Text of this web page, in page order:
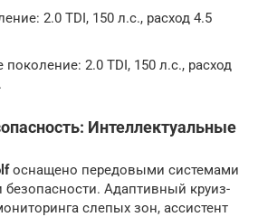
2.0 TDI, 150 л.с., расход 4.5
2.0 TDI, 150 л.с., расход
Интеллектуальные
оснащено передовыми системами
Адаптивный круиз-
слепых зон, ассистент